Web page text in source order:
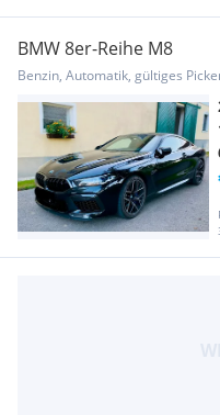
BMW 8er-Reihe M8
Benzin, Automatik, gültiges